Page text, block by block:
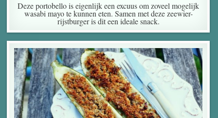
Deze portobello is eigenlijk een excuus om zoveel mogelijk
wasabi mayo te kunnen eten. Samen met deze zeewier-
rijstburger is dit een ideale snack.